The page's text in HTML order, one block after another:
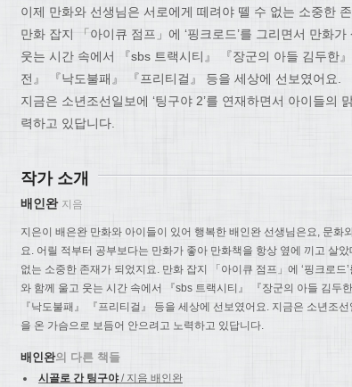
이제 만화와 선생님은 서로에게 떼려야 뗄 수 없는 소중한 존
만화 잡지 「아이큐 점프」에 ‘핑크로드’를 그리면서 만화
웃는 시간 속에서 『sbs 트랙시티』 『장군의 아들 김두한
전』 『낙도불패』 『프리티걸』 등을 세상에 선보였어요.
지금은 소년조선일보에 ‘팅구야 2’를 연재하면서 아이들의
력하고 있답니다.
작가 소개
배인완 지음
지은이 배은완 만화와 아이들이 있어 행복한 배인완 선생님은요, 문화
요. 어릴 적부터 공부보다는 만화가 좋아 만화책을 항상 옆에 끼고 살
없는 소중한 존재가 되었지요. 만화 잡지 「아이큐 점프」에 ‘핑크로
와 함께 울고 웃는 시간 속에서 『sbs 트랙시티』 『장군의 아들 김두
『낙도불패』 『프리티걸』 등을 세상에 선보였어요. 지금은 소년조
을 온 가슴으로 보듬어 안으려고 노력하고 있답니다.
배인완의 다른 책들
시골로 간 팅구야/ 지음 배인완